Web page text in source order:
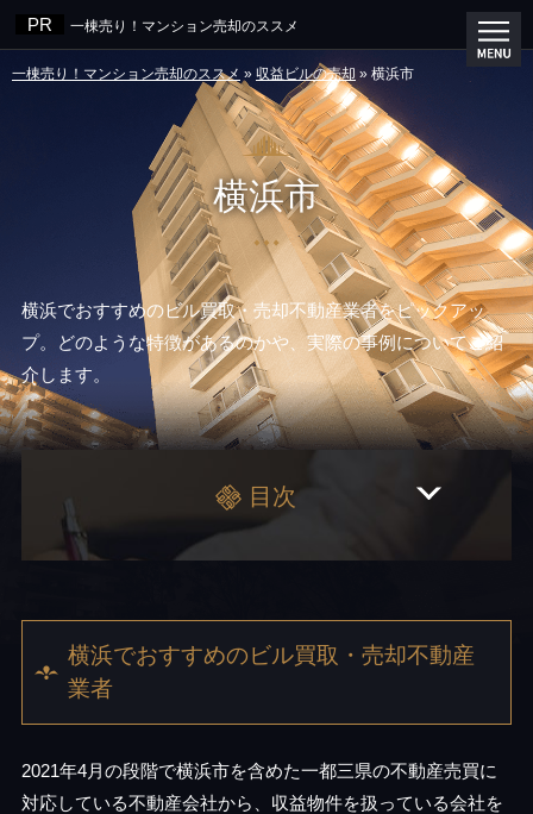
一棟売り！マンション売却のススメ
一棟売り！マンション売却のススメ » 収益ビルの売却 » 横浜市
横浜市
横浜でおすすめのビル買取・売却不動産業者をピックアッ
プ。どのような特徴があるのかや、実際の事例についてご紹
介します。
目次
横浜でおすすめのビル買取・売却不動産
業者
2021年4月の段階で横浜市を含めた一都三県の不動産売買に
対応している不動産会社から、収益物件を扱っている会社を